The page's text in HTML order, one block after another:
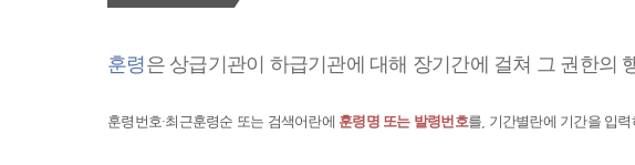
훈령은 상급기관이 하급기관에 대해 장기간에 걸쳐 그 권한의
훈령번호·최근훈령순 또는 검색어란에 훈령명 또는 발령번호를, 기간별란에 기간을 입력